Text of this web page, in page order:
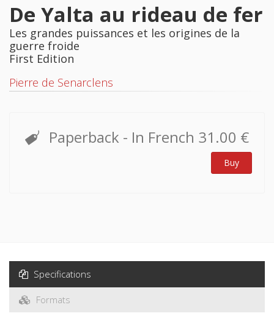
De Yalta au rideau de fer
Les grandes puissances et les origines de la
guerre froide
First Edition
Pierre de Senarclens
Paperback - In French 31.00 €
Buy
Specifications
Formats